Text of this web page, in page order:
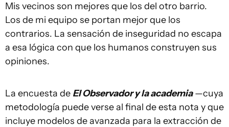
Mis vecinos son mejores que los del otro barrio.
Los de mi equipo se portan mejor que los
contrarios. La sensación de inseguridad no escapa
a esa lógica con que los humanos construyen sus
opiniones.
La encuesta de El Observador y la academia—cuya
metodología puede verse al final de esta nota y que
incluye modelos de avanzada para la extracción de